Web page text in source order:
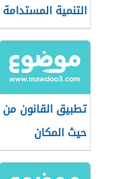
التنمية المستدامة
تطبيق القانون من
حيث المكان